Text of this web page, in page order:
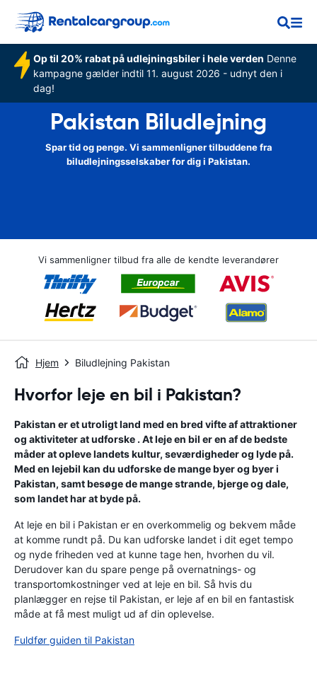
Op til 20% rabat på udlejningsbiler i hele verden Denne
kampagne gælder indtil 11. august 2026 - udnyt den i
dag!
Pakistan Biludlejning
Spar tid og penge. Vi sammenligner tilbuddene fra
biludlejningsselskaber for dig i Pakistan.
Vi sammenligner tilbud fra alle de kendte leverandører
Hjem Biludlejning Pakistan
Hvorfor leje en bil i Pakistan?
Pakistan er et utroligt land med en bred vifte af attraktioner
og aktiviteter at udforske . At leje en bil er en af ​​de bedste
måder at opleve landets kultur, seværdigheder og lyde på.
Med en lejebil kan du udforske de mange byer og byer i
Pakistan, samt besøge de mange strande, bjerge og dale,
som landet har at byde på.
At leje en bil i Pakistan er en overkommelig og bekvem måde
at komme rundt på. Du kan udforske landet i dit eget tempo
og nyde friheden ved at kunne tage hen, hvorhen du vil.
Derudover kan du spare penge på overnatnings- og
transportomkostninger ved at leje en bil. Så hvis du
planlægger en rejse til Pakistan, er leje af en bil en fantastisk
måde at få mest muligt ud af din oplevelse.
Fuldfør guiden til Pakistan